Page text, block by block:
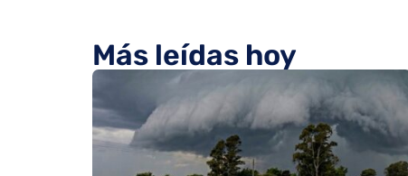
Más leídas hoy